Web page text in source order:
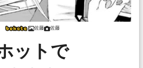
佐藤 佐藤
ットで